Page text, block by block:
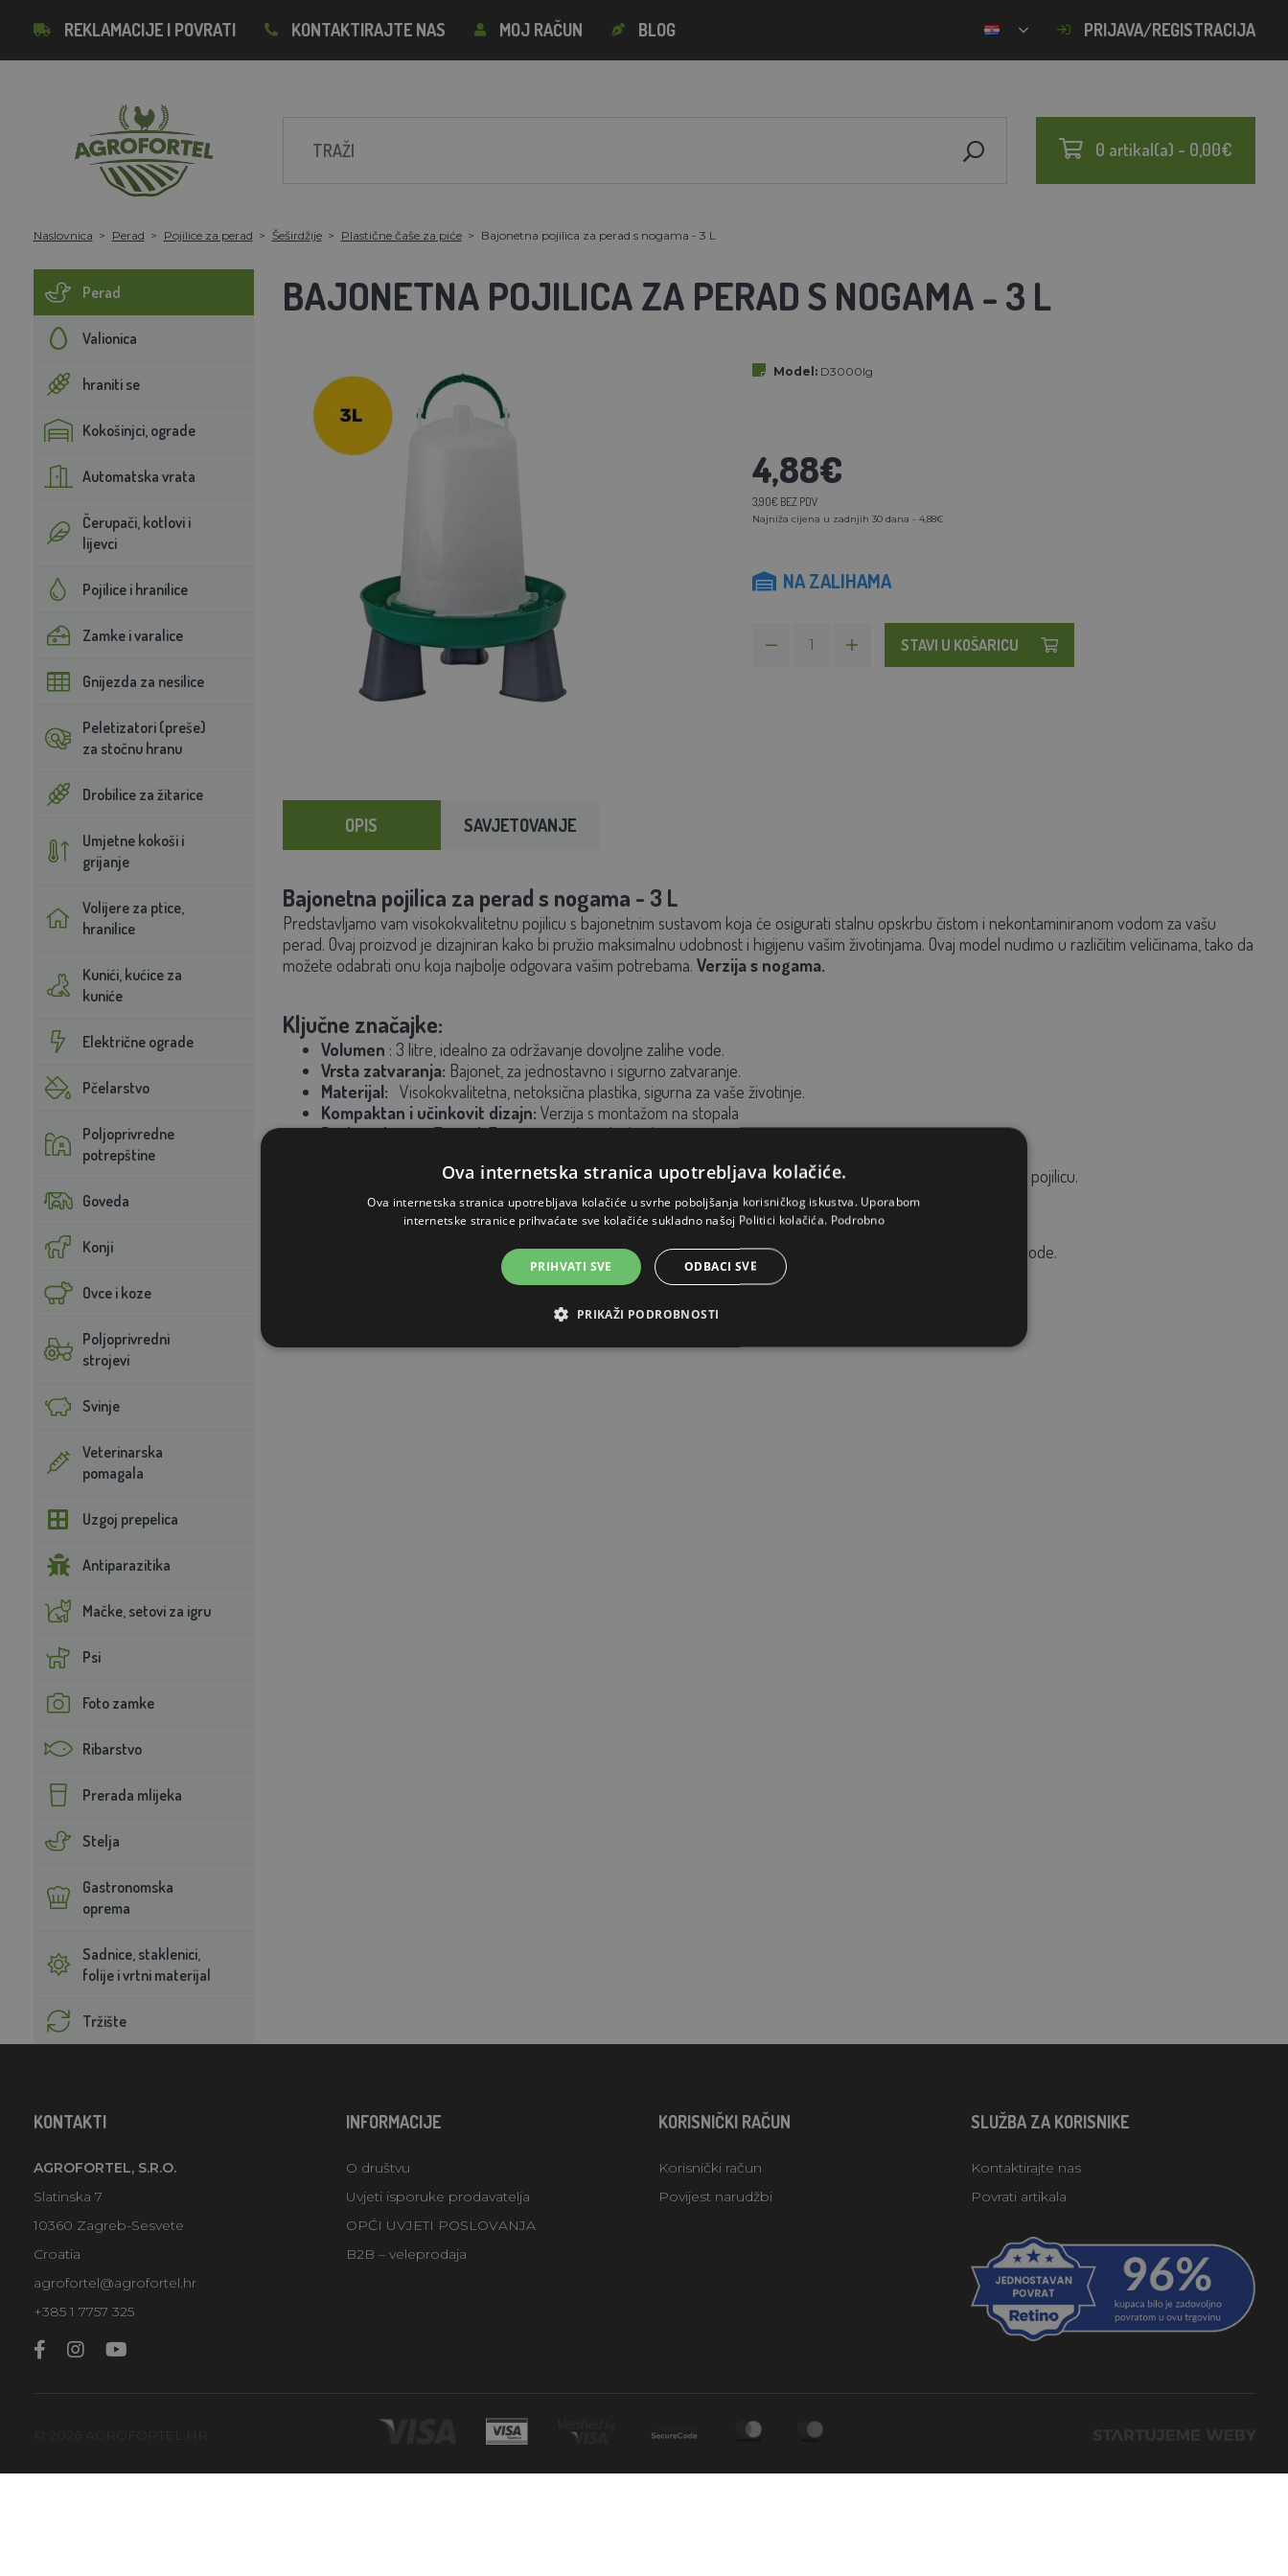
REKLAMACIJE I POVRATI KONTAKTIRAJTE NAS MOJ RAČUN BLOG PRIJAVA/REGISTRACIJA
0 artikal(a) - 0,00€
Naslovnica Perad Pojilice za perad Šeširdžije Plastične čaše za piće Bajonetna pojilica za perad s nogama - 3 L
Perad
Valionica
hraniti se
Kokošinjci, ograde
Automatska vrata
Čerupači, kotlovi i
lijevci
Pojilice i hranilice
Zamke i varalice
Gnijezda za nesilice
Peletizatori (preše)
za stočnu hranu
Drobilice za žitarice
Umjetne kokoši i
grijanje
Volijere za ptice,
hranilice
Kunići, kućice za
kuniće
Električne ograde
Pčelarstvo
Poljoprivredne
potrepštine
Goveda
Konji
Ovce i koze
Poljoprivredni
strojevi
Svinje
Veterinarska
pomagala
Uzgoj prepelica
Antiparazitika
Mačke, setovi za igru
Psi
Foto zamke
Ribarstvo
Prerada mlijeka
Stelja
Gastronomska
oprema
Sadnice, staklenici,
folije i vrtni materijal
Tržište
BAJONETNA POJILICA ZA PERAD S NOGAMA - 3 L
Model: D3000lg
4,88€
3,90€ BEZ PDV
Najniža cijena u zadnjih 30 dana - 4,88€
NA ZALIHAMA
STAVI U KOŠARICU
OPIS SAVJETOVANJE
Bajonetna pojilica za perad s nogama - 3 L
Predstavljamo vam visokokvalitetnu pojilicu s bajonetnim sustavom koja će osigurati stalnu opskrbu čistom i nekontaminiranom vodom za vašu
perad. Ovaj proizvod je dizajniran kako bi pružio maksimalnu udobnost i higijenu vašim životinjama. Ovaj model nudimo u različitim veličinama, tako da
možete odabrati onu koja najbolje odgovara vašim potrebama. Verzija s nogama.
Ključne značajke:
Volumen : 3 litre, idealno za održavanje dovoljne zalihe vode.
Vrsta zatvaranja: Bajonet, za jednostavno i sigurno zatvaranje.
Materijal: Visokokvalitetna, netoksična plastika, sigurna za vaše životinje.
Kompaktan i učinkovit dizajn: Verzija s montažom na stopala
Proizvedeno u Europi:Zajamčena vrhunska kvaliteta i trajnost.
Jednostavno za korištenje:Samo napunite posudu vodom, čvrsto je zatvorite bajonetnim sustavom i okrenite pojilicu.
Ako ne znate koliko veliku pojilicu kupiti, uzmite u obzir da je dnevna potrošnja vode po kokoši otprilike 0,5 litara vode.
KONTAKTI
AGROFORTEL, S.R.O.
Slatinska 7
10360 Zagreb-Sesvete
Croatia
agrofortel@agrofortel.hr
+385 1 7757 325
INFORMACIJE
O društvu
Uvjeti isporuke prodavatelja
OPĆI UVJETI POSLOVANJA
B2B – veleprodaja
KORISNIČKI RAČUN
Korisnički račun
Povijest narudžbi
SLUŽBA ZA KORISNIKE
Kontaktirajte nas
Povrati artikala
Ova internetska stranica upotrebljava kolačiće.
Ova internetska stranica upotrebljava kolačiće u svrhe poboljšanja korisničkog iskustva. Uporabom
internetske stranice prihvaćate sve kolačiće sukladno našoj Politici kolačića. Podrobno
PRIHVATI SVE ODBACI SVE
PRIKAŽI PODROBNOSTI